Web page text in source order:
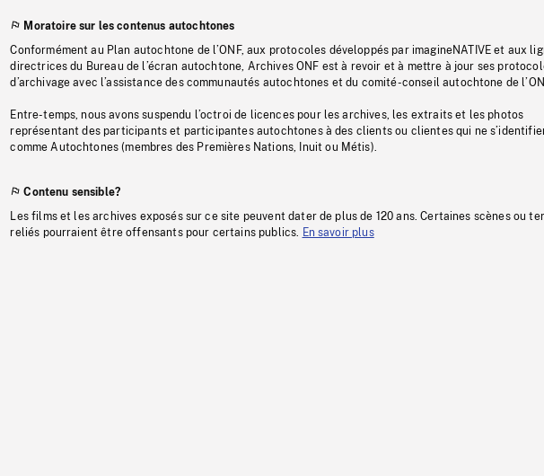
Moratoire sur les contenus autochtones
Conformément au Plan autochtone de l’ONF, aux protocoles développés par imagineNATIVE et aux
directrices du Bureau de l’écran autochtone, Archives ONF est à revoir et à mettre à jour ses
d’archivage avec l’assistance des communautés autochtones et du comité-conseil autochtone de
Entre-temps, nous avons suspendu l’octroi de licences pour les archives, les extraits et les photos
représentant des participants et participantes autochtones à des clients ou clientes qui ne
comme Autochtones (membres des Premières Nations, Inuit ou Métis).
Contenu sensible?
Les films et les archives exposés sur ce site peuvent dater de plus de 120 ans. Certaines scènes ou
reliés pourraient être offensants pour certains publics.
En savoir plus